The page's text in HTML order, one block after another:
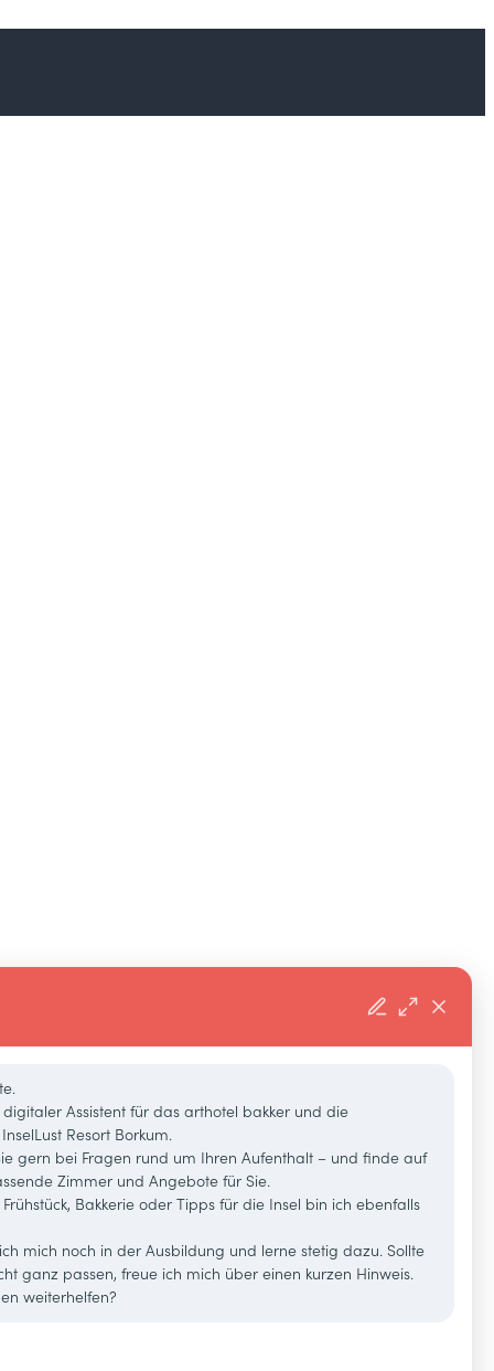
Assistent für das arthotel bakker und die
Resort Borkum.
gern bei Fragen rund um Ihren Aufenthalt – und finde auf
Zimmer und Angebote für Sie.
Bakkerie oder Tipps für die Insel bin ich ebenfalls
mich noch in der Ausbildung und lerne stetig dazu. Sollte
ganz passen, freue ich mich über einen kurzen Hinweis.
weiterhelfen?